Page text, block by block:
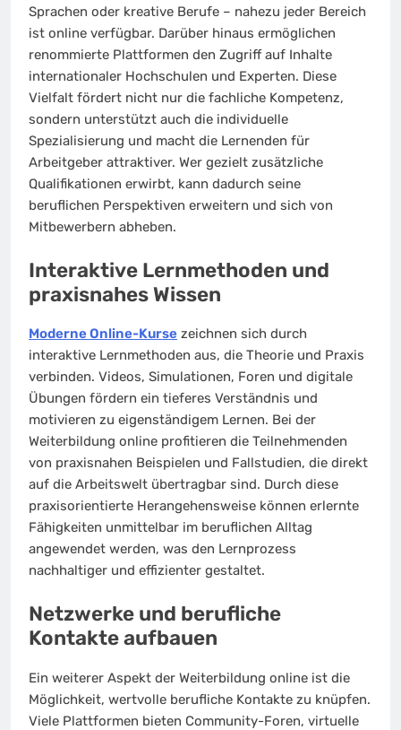
Sprachen oder kreative Berufe – nahezu jeder Bereich
ist online verfügbar. Darüber hinaus ermöglichen
renommierte Plattformen den Zugriff auf Inhalte
internationaler Hochschulen und Experten. Diese
Vielfalt fördert nicht nur die fachliche Kompetenz,
sondern unterstützt auch die individuelle
Spezialisierung und macht die Lernenden für
Arbeitgeber attraktiver. Wer gezielt zusätzliche
Qualifikationen erwirbt, kann dadurch seine
beruflichen Perspektiven erweitern und sich von
Mitbewerbern abheben.
Interaktive Lernmethoden und
praxisnahes Wissen
Moderne Online-Kurse zeichnen sich durch
interaktive Lernmethoden aus, die Theorie und Praxis
verbinden. Videos, Simulationen, Foren und digitale
Übungen fördern ein tieferes Verständnis und
motivieren zu eigenständigem Lernen. Bei der
Weiterbildung online profitieren die Teilnehmenden
von praxisnahen Beispielen und Fallstudien, die direkt
auf die Arbeitswelt übertragbar sind. Durch diese
praxisorientierte Herangehensweise können erlernte
Fähigkeiten unmittelbar im beruflichen Alltag
angewendet werden, was den Lernprozess
nachhaltiger und effizienter gestaltet.
Netzwerke und berufliche
Kontakte aufbauen
Ein weiterer Aspekt der Weiterbildung online ist die
Möglichkeit, wertvolle berufliche Kontakte zu knüpfen.
Viele Plattformen bieten Community-Foren, virtuelle